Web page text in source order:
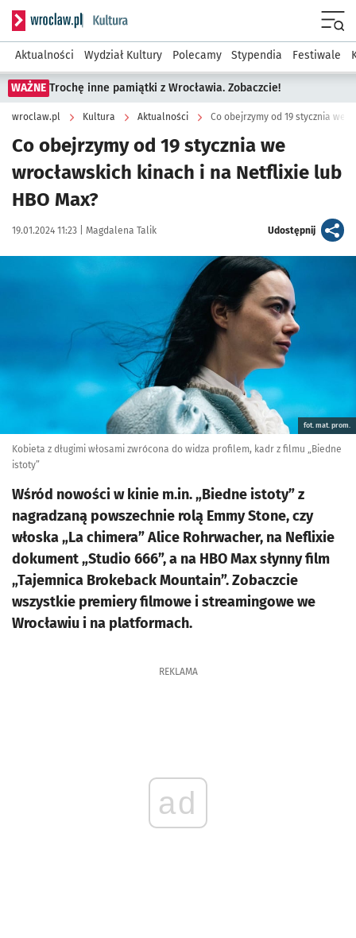
Serwis informacyjny wroclaw.pl podserwis: Kultura
Aktualności Wydział Kultury Polecamy Stypendia Festiwale
WAŻNE Trochę inne pamiątki z Wrocławia. Zobaczcie!
wroclaw.pl Kultura Aktualności Co obejrzymy od 19 stycznia we
Co obejrzymy od 19 stycznia we
wrocławskich kinach i na Netflixie lub
HBO Max?
Data publikacji:
19.01.2024 11:23 | Autor:
Magdalena Talik Udostępnijartykuł
fot. mat. prom.
Kobieta z długimi włosami zwrócona do widza profilem, kadr z filmu „Biedne
istoty”
Wśród nowości w kinie m.in. „Biedne istoty” z
nagradzaną powszechnie rolą Emmy Stone, czy
włoska „La chimera” Alice Rohrwacher, na Neflixie
dokument „Studio 666”, a na HBO Max słynny film
„Tajemnica Brokeback Mountain”. Zobaczcie
wszystkie premiery filmowe i streamingowe we
Wrocławiu i na platformach.
REKLAMA
ad